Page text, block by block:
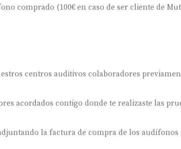
comprado (100€ en caso de ser cliente de
centros auditivos colaboradores
acordados contigo donde te realizaste las
la factura de compra de los